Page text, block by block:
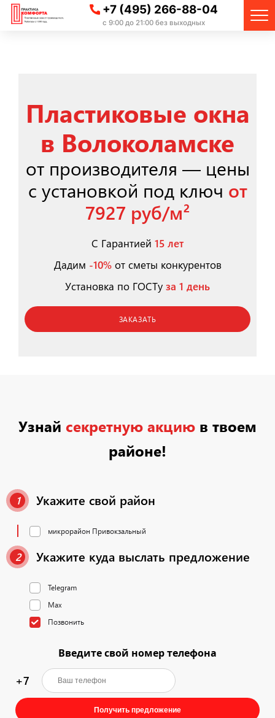
+7 (495) 266-88-04
с 9:00 до 21:00 без выходных
Пластиковые окна
в Волоколамске
от производителя — цены
с установкой под ключ от
7927 руб/м²
С Гарантией 15 лет
Дадим -10%от сметы конкурентов
Установка по ГОСТу за 1 день
ЗАКАЗАТЬ
Узнай секретную акцию в твоем
районе!
1 Укажите свой район
микрорайон Привокзальный
2 Укажите куда выслать предложение
Telegram
Max
Позвонить
Введите свой номер телефона
+7
Получить предложение